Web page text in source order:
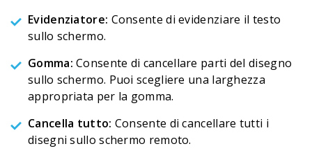
Evidenziatore: Consente di evidenziare il testo
sullo schermo.
Gomma: Consente di cancellare parti del disegno
sullo schermo. Puoi scegliere una larghezza
appropriata per la gomma.
Cancella tutto: Consente di cancellare tutti i
disegni sullo schermo remoto.